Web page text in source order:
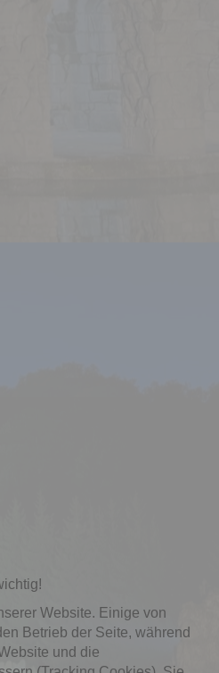
Website. Einige von
Betrieb der Seite, während
und die